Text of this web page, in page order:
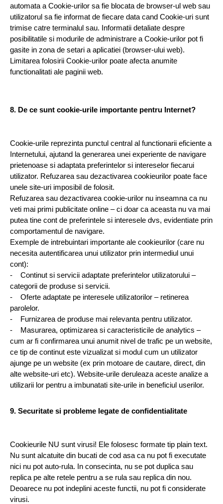
automata a Cookie-urilor sa fie blocata de browser-ul web sau
utilizatorul sa fie informat de fiecare data cand Cookie-uri sunt
trimise catre terminalul sau. Informatii detaliate despre
posibilitatile si modurile de administrare a Cookie-urilor pot fi
gasite in zona de setari a aplicatiei (browser-ului web).
Limitarea folosirii Cookie-urilor poate afecta anumite
functionalitati ale paginii web.
8. De ce sunt cookie-urile importante pentru Internet?
Cookie-urile reprezinta punctul central al functionarii eficiente a
Internetului, ajutand la generarea unei experiente de navigare
prietenoase si adaptata preferintelor si intereselor fiecarui
utilizator. Refuzarea sau dezactivarea cookieurilor poate face
unele site-uri imposibil de folosit.
Refuzarea sau dezactivarea cookie-urilor nu inseamna ca nu
veti mai primi publicitate online – ci doar ca aceasta nu va mai
putea tine cont de preferintele si interesele dvs, evidentiate prin
comportamentul de navigare.
Exemple de intrebuintari importante ale cookieurilor (care nu
necesita autentificarea unui utilizator prin intermediul unui
cont):
-    Continut si servicii adaptate preferintelor utilizatorului –
categorii de produse si servicii.
-    Oferte adaptate pe interesele utilizatorilor – retinerea
parolelor.
-    Furnizarea de produse mai relevanta pentru utilizator.
-    Masurarea, optimizarea si caracteristicile de analytics –
cum ar fi confirmarea unui anumit nivel de trafic pe un website,
ce tip de continut este vizualizat si modul cum un utilizator
ajunge pe un website (ex prin motoare de cautare, direct, din
alte website-uri etc). Website-urile deruleaza aceste analize a
utilizarii lor pentru a imbunatati site-urile in beneficiul userilor.
9. Securitate si probleme legate de confidentialitate
Cookieurile NU sunt virusi! Ele folosesc formate tip plain text.
Nu sunt alcatuite din bucati de cod asa ca nu pot fi executate
nici nu pot auto-rula. In consecinta, nu se pot duplica sau
replica pe alte retele pentru a se rula sau replica din nou.
Deoarece nu pot indeplini aceste functii, nu pot fi considerate
virusi.